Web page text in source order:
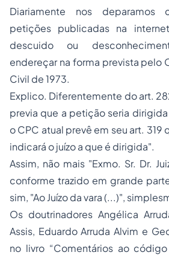
Diariamente nos
petições publicadas na internet
descuido ou
endereçar na forma prevista pelo
Civil de 1973.
Explico. Diferentemente do art.
previa que a petição seria dirigida
o CPC atual prevê em seu art.
indicará o juízo a que é dirigida".
Assim, não mais "Exmo. Sr. Dr.
conforme trazido em grande
sim, "Ao Juízo da vara (...)",
Os doutrinadores Angélica
Assis, Eduardo Arruda Alvim e
no livro “Comentários ao